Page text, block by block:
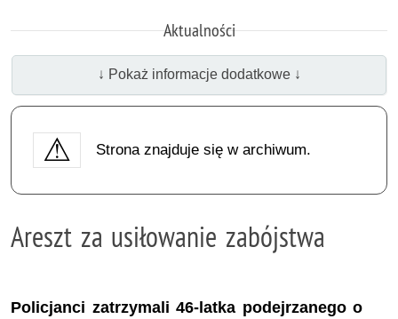
Aktualności
↓ Pokaż informacje dodatkowe ↓
Strona znajduje się w archiwum.
Areszt za usiłowanie zabójstwa
Policjanci zatrzymali 46-latka podejrzanego o